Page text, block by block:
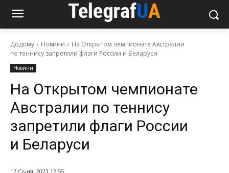
Додому Новини
На Открытом чемпионате Австралии
по теннису запретили флаги России и Беларуси
Новини
На Открытом чемпионате
Австралии по теннису
запретили флаги России
и Беларуси
17 Січня, 2023 12:55